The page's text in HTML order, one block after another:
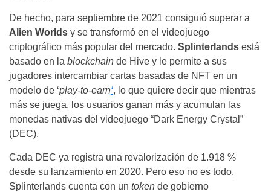
De hecho, para septiembre de 2021 consiguió superar a
Alien Worlds y se transformó en el videojuego
criptográfico más popular del mercado. Splinterlands está
basado en la blockchain de Hive y le permite a sus
jugadores intercambiar cartas basadas de NFT en un
modelo de ‘play-to-earn‘, lo que quiere decir que mientras
más se juega, los usuarios ganan más y acumulan las
monedas nativas del videojuego “Dark Energy Crystal”
(DEC).
Cada DEC ya registra una revalorización de 1.918 %
desde su lanzamiento en 2020. Pero eso no es todo,
Splinterlands cuenta con un token de gobierno